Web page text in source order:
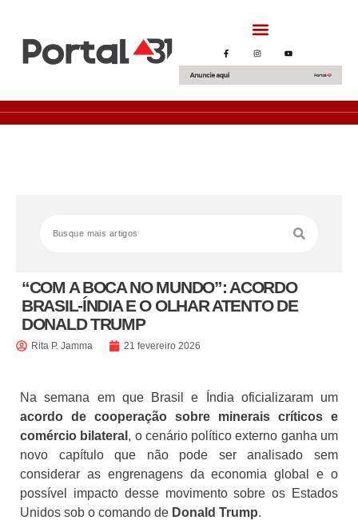
“COM A BOCA NO MUNDO”: ACORDO
BRASIL-ÍNDIA E O OLHAR ATENTO DE
DONALD TRUMP
Rita P. Jamma 21 fevereiro 2026
Na semana em que Brasil e Índia oficializaram um
acordo de cooperação sobre minerais críticos e
comércio bilateral , o cenário político externo ganha um
novo capítulo que não pode ser analisado sem
considerar as engrenagens da economia global e o
possível impacto desse movimento sobre os Estados
Unidos sob o comando de Donald Trump.